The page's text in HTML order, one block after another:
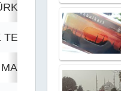
TELEKOM ARENA